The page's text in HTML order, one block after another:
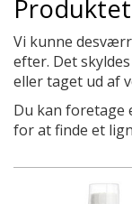
Vi kunne
efter. Det
eller taget ud af
Du kan foretage
for at finde et